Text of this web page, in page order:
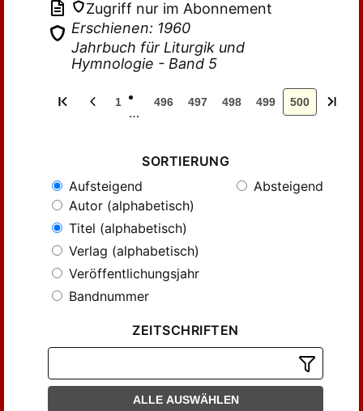
Zugriff nur im Abonnement
Erschienen: 1960
Jahrbuch für Liturgik und
Hymnologie - Band 5
1
…
496 497 498 499 500
SORTIERUNG
Aufsteigend
Absteigend
Autor (alphabetisch)
Titel (alphabetisch)
Verlag (alphabetisch)
Veröffentlichungsjahr
Bandnummer
ZEITSCHRIFTEN
ALLE AUSWÄHLEN